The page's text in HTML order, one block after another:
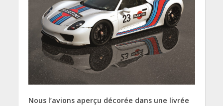
Nous l’avions aperçu décorée dans une livrée